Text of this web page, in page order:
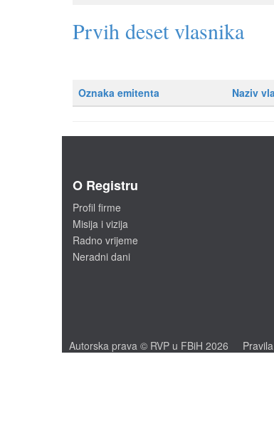
Prvih deset vlasnika
Oznaka emitenta Naziv
O Registru
Profil firme
Misija i vizija
Radno vrijeme
Neradni dani
Autorska prava © RVP u FBiH 2026